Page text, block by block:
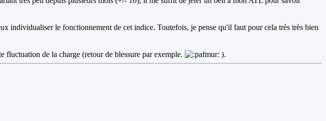
individualiser le fonctionnement de cet indice. Toutefois, je pense qu'il faut pour cela très très bien
fluctuation de la charge (retour de blessure par exemple. ).